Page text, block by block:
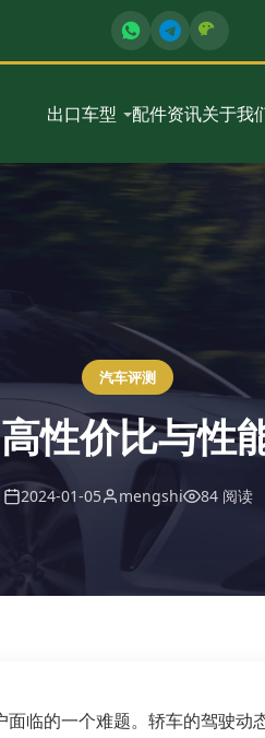
出口车型 配件资讯关于我
汽车评测
性价比与性
2024-01-05 mengshi 84 阅读
临的一个难题。轿车的驾驶动